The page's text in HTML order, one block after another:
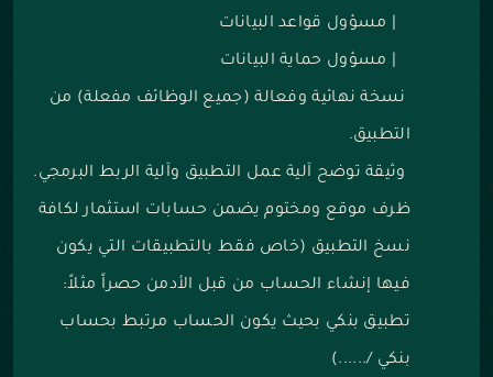
مسؤول قواعد البيانات
مسؤول حماية البيانات
نسخة نهائية وفعالة (جميع الوظائف مفعلة) من
التطبيق.
وثيقة توضح آلية عمل التطبيق وآلية الربط البرمجي.
ظرف موقع ومختوم يضمن حسابات استثمار لكافة
نسخ التطبيق (خاص فقط بالتطبيقات التي يكون
فيها إنشاء الحساب من قبل الأدمن حصراً مثلاً:
تطبيق بنكي بحيث يكون الحساب مرتبط بحساب
بنكي /......)